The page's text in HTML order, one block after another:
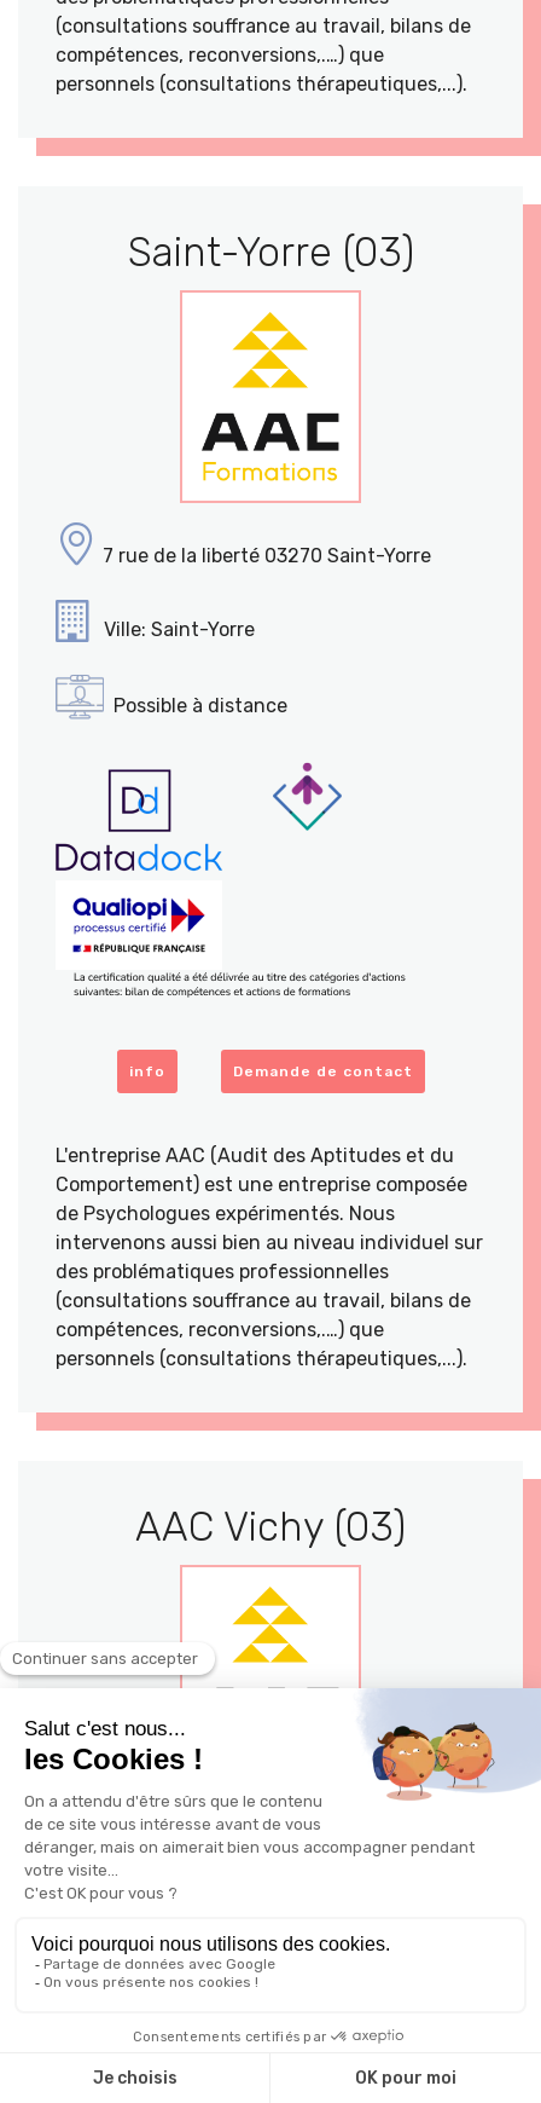
(consultations souffrance au travail, bilans de
compétences, reconversions,.…) que
personnels (consultations thérapeutiques,...).
Saint-Yorre (03)
7 rue de la liberté 03270 Saint-Yorre
Ville: Saint-Yorre
Possible à distance
info Demande de contact
L'entreprise AAC (Audit des Aptitudes et du
Comportement) est une entreprise composée
de Psychologues expérimentés. Nous
intervenons aussi bien au niveau individuel sur
des problématiques professionnelles
(consultations souffrance au travail, bilans de
compétences, reconversions,.…) que
personnels (consultations thérapeutiques,...).
AAC Vichy (03)
140 - 144 avenue Jean Jaures 03200
Vichy
Ville: Vichy